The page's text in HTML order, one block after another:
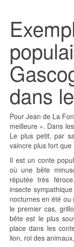
dans
Pour Jean de La
meilleure ». Dans
Le plus petit, par
vaincre plus fort que
Il est un conte
où une bête
réputée très
insecte
nocturnes en été
le premier cas,
bête est le plus
place dans les
lion, roi des